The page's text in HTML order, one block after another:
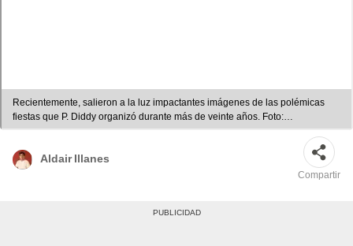
Recientemente, salieron a la luz impactantes imágenes de las polémicas
fiestas que P. Diddy organizó durante más de veinte años. Foto:
Composición LR/Captura/ABC/Captura/Difusión
Aldair Illanes
Compartir